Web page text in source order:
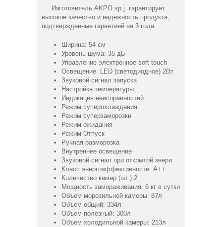
Изготовитель AKPO sp.j. гарантирует
высокое качество и надежность продукта,
подтвержденные гарантией на 3 года.
Ширина: 54 см
Уровень шума: 35 дБ
Управление электронное soft touch
Освещение LED (светодиодное) 2Вт
Звуковой сигнал запуска
Настройка температуры
Индикация неисправностей
Режим суперохлаждения
Режим суперзаморозки
Режим ожидания
Режим Отпуск
Ручная разморозка
Внутреннее освещение
Звуковой сигнал при открытой звери
Класс энергоэффективности: А++
Количество камер (шт.) 2
Мощность замораживания: 6 кг в сутки
Объем морозильной камеры: 87л
Объем общий: 334л
Объем полезный: 300л
Объем холодильной камеры: 213л